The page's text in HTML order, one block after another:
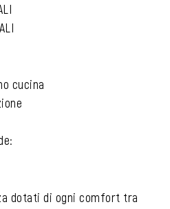
cucina
dotati di ogni comfort tra